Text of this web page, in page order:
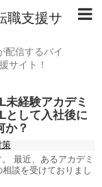
職支援サ
配信するバイ
サイト！
未経験アカデミ
として入社後に
か？
策
最近、あるアカデミ
談を受けておりまし